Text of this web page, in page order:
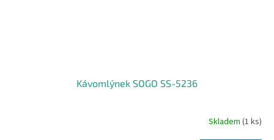
Kávomlýnek SOGO SS-5236
Skladem (1 ks)